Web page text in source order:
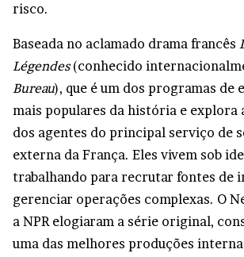
risco.
Baseada no aclamado drama francês
Légendes(conhecido
Bureau), que é um dos programas de
mais populares da história e explora
dos agentes do principal serviço de
externa da França. Eles vivem sob
trabalhando para recrutar fontes de
gerenciar operações complexas. O
a NPR elogiaram a série original,
uma das melhores produções